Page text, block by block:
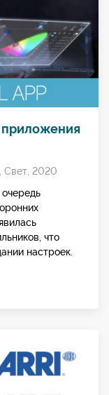
приложения
Свет 2020
что
настроек.